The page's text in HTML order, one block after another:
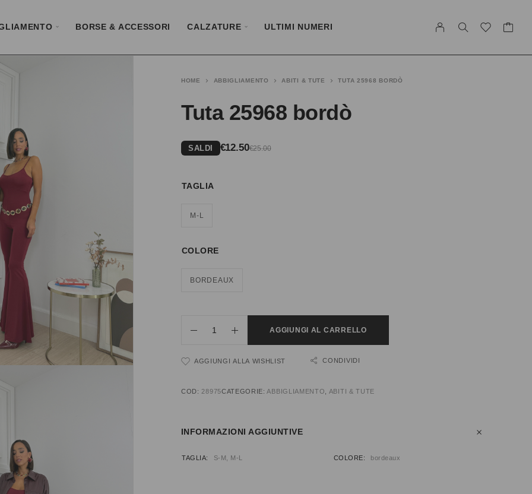
BORSE & ACCESSORI CALZATURE ULTIMI NUMERI
HOME ABBIGLIAMENTO ABITI & TUTE TUTA 25968 BORDÒ
Tuta 25968 bordò
SALDI €25.00
€12.50
TAGLIA
M-L
COLORE
BORDEAUX
AGGIUNGI AL CARRELLO
AGGIUNGI ALLA WISHLIST CONDIVIDI
COD: 28975CATEGORIE:ABBIGLIAMENTO ABITI & TUTE
INFORMAZIONI AGGIUNTIVE
TAGLIA S-M, M-L COLORE bordeaux